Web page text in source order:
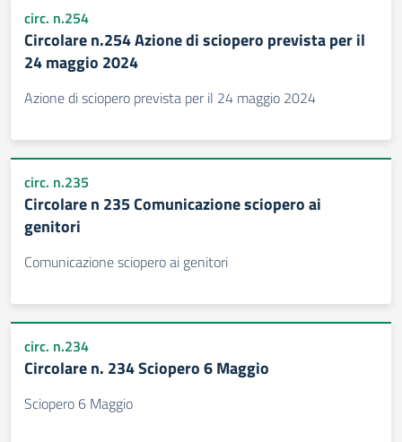
circ. n.254
Circolare n.254 Azione di sciopero prevista per il
24 maggio 2024
Azione di sciopero prevista per il 24 maggio 2024
circ. n.235
Circolare n 235 Comunicazione sciopero ai
genitori
Comunicazione sciopero ai genitori
circ. n.234
Circolare n. 234 Sciopero 6 Maggio
Sciopero 6 Maggio